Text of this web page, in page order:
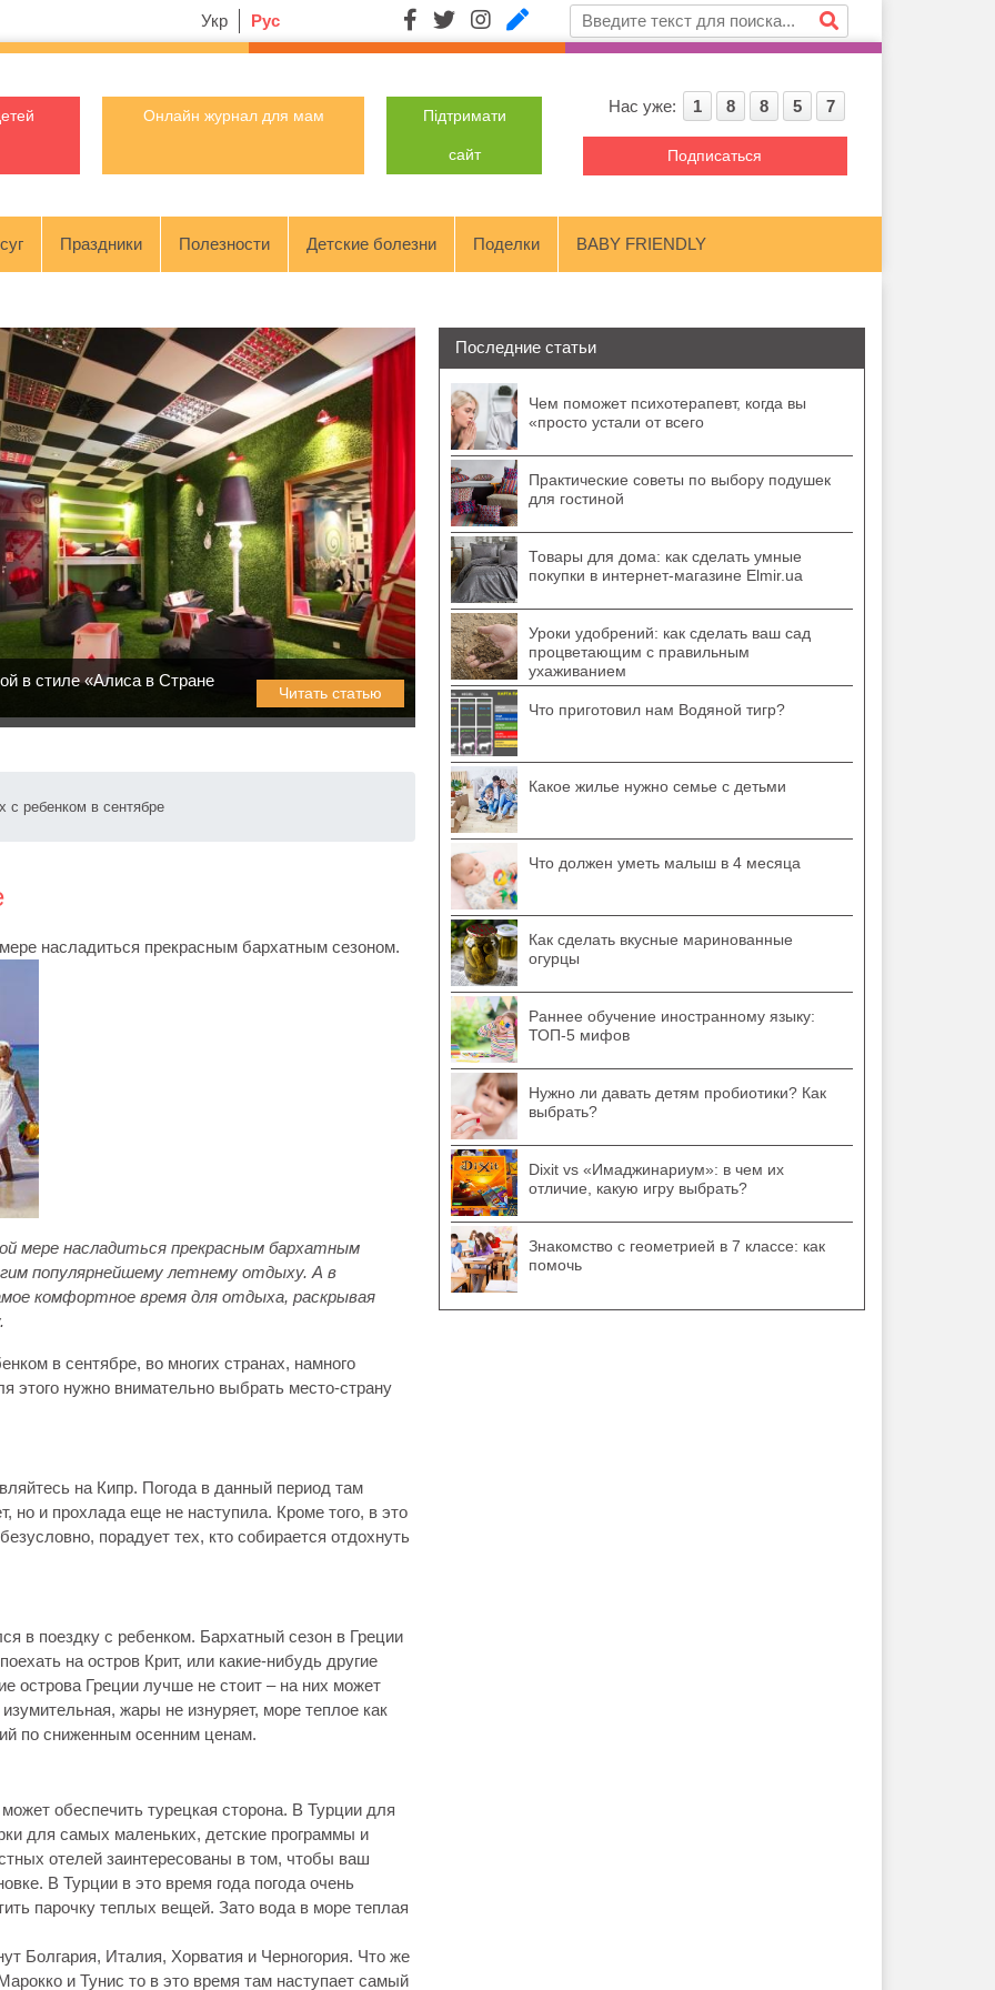
Укр Рус
Онлайн журнал для мам Підтримати
сайт
Нас уже: 1 8 8 5 7
Подписаться
Праздники Полезности Детские болезни Поделки BABY FRIENDLY
в стиле «Алиса в Стране
Читать статью
с ребенком в сентябре
насладиться прекрасным бархатным сезоном.
мере насладиться прекрасным бархатным
популярнейшему летнему отдыху. А в
комфортное время для отдыха, раскрывая
в сентябре, во многих странах, намного
этого нужно внимательно выбрать место-страну
на Кипр. Погода в данный период там
и прохлада еще не наступила. Кроме того, в это
порадует тех, кто собирается отдохнуть
в поездку с ребенком. Бархатный сезон в Греции
на остров Крит, или какие-нибудь другие
острова Греции лучше не стоит – на них может
жары не изнуряет, море теплое как
по сниженным осенним ценам.
обеспечить турецкая сторона. В Турции для
для самых маленьких, детские программы и
отелей заинтересованы в том, чтобы ваш
В Турции в это время года погода очень
парочку теплых вещей. Зато вода в море теплая
Болгария, Италия, Хорватия и Черногория. Что же
и Тунис то в это время там наступает самый
Последние статьи
Чем поможет психотерапевт, когда вы
«просто устали от всего
Практические советы по выбору подушек
для гостиной
Товары для дома: как сделать умные
покупки в интернет-магазине Elmir.ua
Уроки удобрений: как сделать ваш сад
процветающим с правильным
ухаживанием
Что приготовил нам Водяной тигр?
Какое жилье нужно семье с детьми
Что должен уметь малыш в 4 месяца
Как сделать вкусные маринованные
огурцы
Раннее обучение иностранному языку:
ТОП-5 мифов
Нужно ли давать детям пробиотики? Как
выбрать?
Dixit vs «Имаджинариум»: в чем их
отличие, какую игру выбрать?
Знакомство с геометрией в 7 классе: как
помочь